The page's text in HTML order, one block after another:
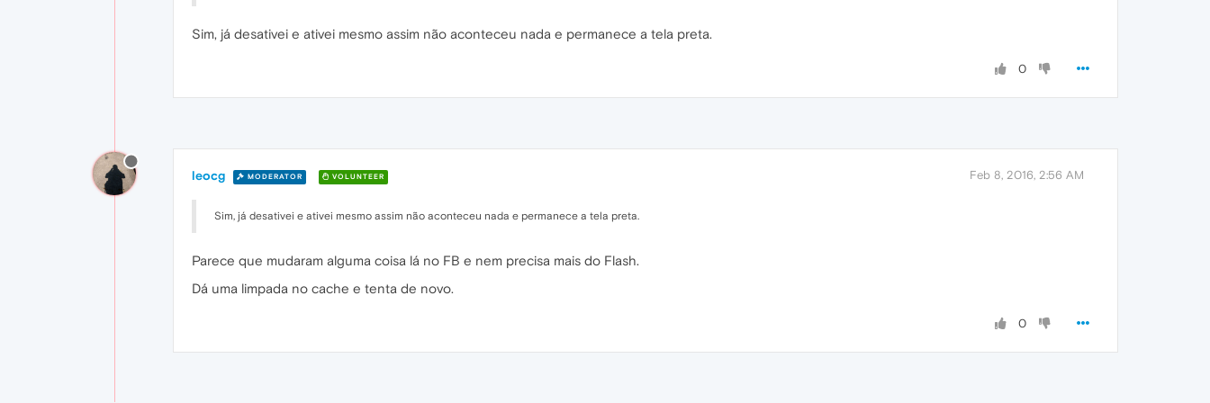
Sim, já desativei e ativei mesmo assim não aconteceu nada e permanece a tela preta.
0
leocg MODERATOR VOLUNTEER Feb 8, 2016, 2:56 AM
Sim, já desativei e ativei mesmo assim não aconteceu nada e permanece a tela preta.
Parece que mudaram alguma coisa lá no FB e nem precisa mais do Flash.
Dá uma limpada no cache e tenta de novo.
0